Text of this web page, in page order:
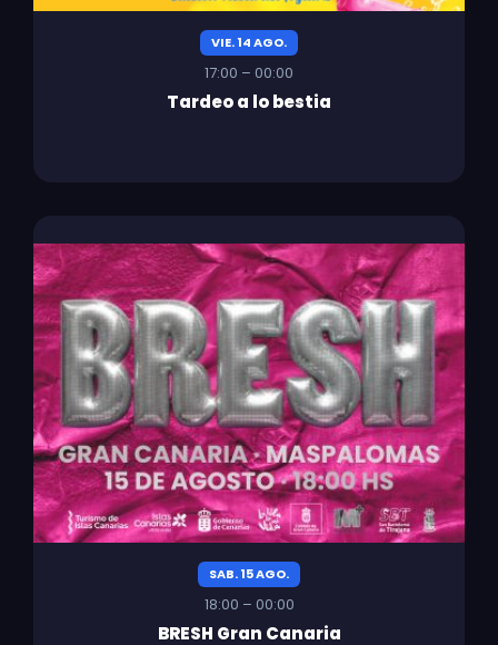
VIE. 14 AGO.
17:00 – 00:00
Tardeo a lo bestia
SAB. 15 AGO.
18:00 – 00:00
BRESH Gran Canaria